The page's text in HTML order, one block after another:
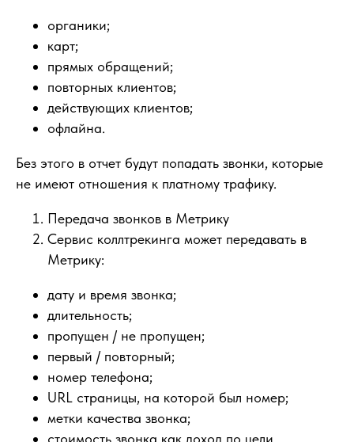
органики;
карт;
прямых обращений;
повторных клиентов;
действующих клиентов;
офлайна.
Без этого в отчет будут попадать звонки, которые
не имеют отношения к платному трафику.
Передача звонков в Метрику
Сервис коллтрекинга может передавать в
Метрику:
дату и время звонка;
длительность;
пропущен / не пропущен;
первый / повторный;
номер телефона;
URL страницы, на которой был номер;
метки качества звонка;